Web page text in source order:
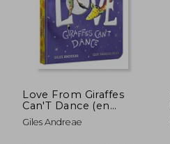
Love From Giraffes
Can'T Dance (en
Inglés)
Giles Andreae